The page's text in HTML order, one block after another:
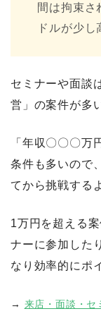
間は拘束さ
ドルが少し
セミナーや面談
営」の案件が多
「年収〇〇〇万
条件も多いので
てから挑戦する
1万円を超える
ナーに参加した
なり効率的にポ
→ 来店・面談・セ